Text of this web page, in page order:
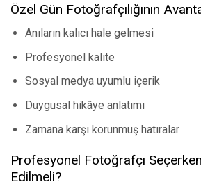
Özel Gün Fotoğrafçılığının
Anıların kalıcı hale gelmesi
Profesyonel kalite
Sosyal medya uyumlu içerik
Duygusal hikâye anlatımı
Zamana karşı korunmuş hatıralar
Profesyonel Fotoğrafçı
Edilmeli?